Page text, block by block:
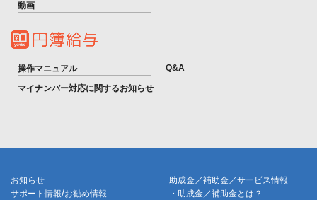
動画
操作マニュアル Q&A
マイナンバー対応に関するお知らせ
お知らせ
サポート情報/お勧め情報
助成金／補助金／サービス情報
・助成金／補助金とは？